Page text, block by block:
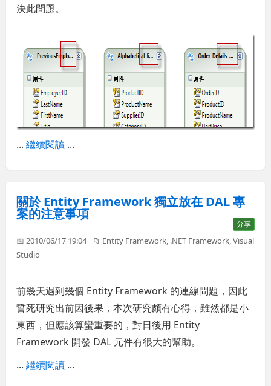
決此問題。
...繼續閱讀 ...
關於 Entity Framework 獨立放在 DAL 專
案的注意事項
分享
📅 2010/06/17 19:04 📁 Entity Framework, .NET Framework,Visual
Studio
前幾天遇到幾個 Entity Framework 的連線問題，因此
誓死研究出前因後果，本次研究頗有心得，雖然都是小
東西，但應該算蠻重要的，對日後用 Entity
Framework 開發 DAL 元件有很大的幫助。
...繼續閱讀 ...